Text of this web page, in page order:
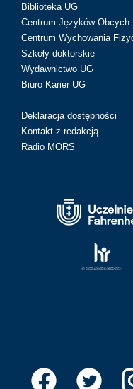
Biblioteka UG
Centrum Języków Obcych
Centrum Wychowania
Szkoły doktorskie
Wydawnictwo UG
Biuro Karier UG
Deklaracja dostępności
Kontakt z redakcją
Radio MORS